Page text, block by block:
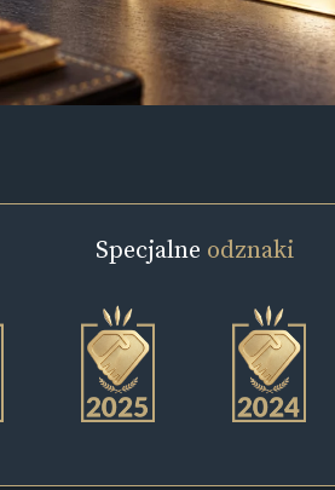
Specjalne odznaki